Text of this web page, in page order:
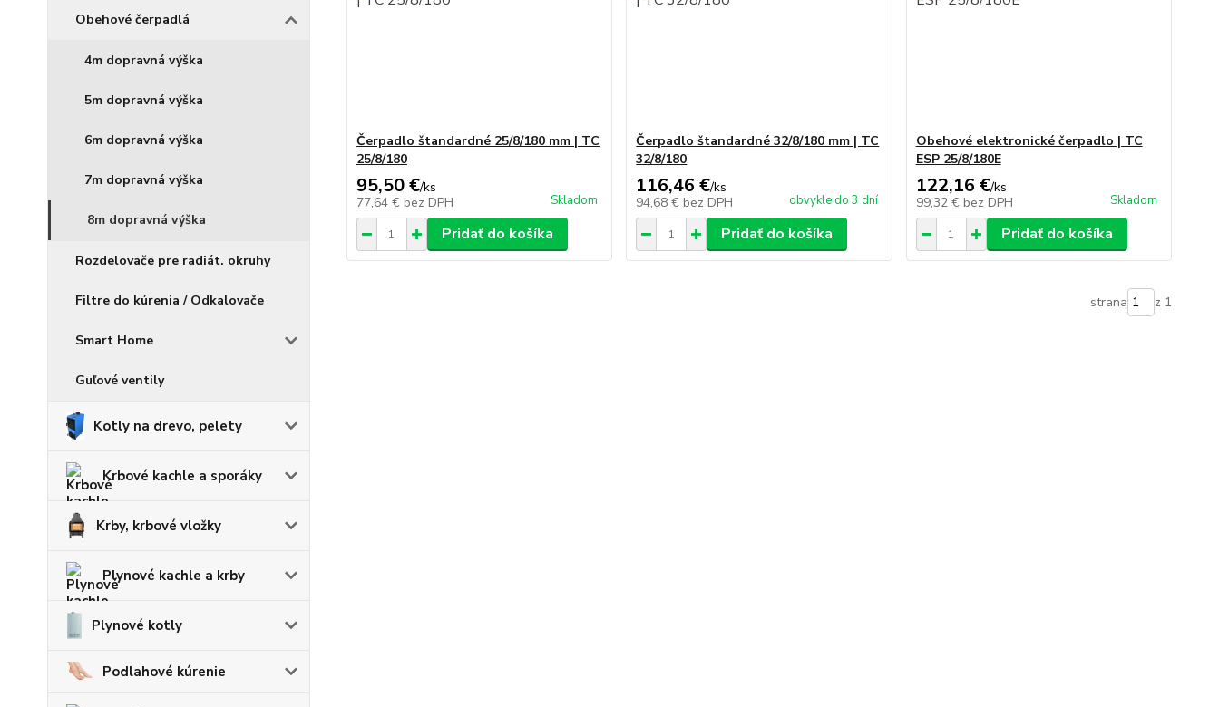
Obehové čerpadlá
4m dopravná výška
5m dopravná výška
6m dopravná výška
7m dopravná výška
8m dopravná výška
Rozdelovače pre radiát. okruhy
Filtre do kúrenia / Odkalovače
Smart Home
Guľové ventily
Kotly na drevo, pelety
Krbové kachle a sporáky
Krby, krbové vložky
Plynové kachle a krby
Plynové kotly
Podlahové kúrenie
Čerpadlo štandardné 25/8/180 mm | TC
25/8/180
95,50 €/ks
77,64 € bez DPH Skladom
Pridať do košíka
Čerpadlo štandardné 32/8/180 mm | TC
32/8/180
116,46 €/ks
94,68 € bez DPH obvykle do 3 dní
Pridať do košíka
Obehové elektronické čerpadlo | TC
ESP 25/8/180E
122,16 €/ks
99,32 € bez DPH Skladom
Pridať do košíka
strana z 1